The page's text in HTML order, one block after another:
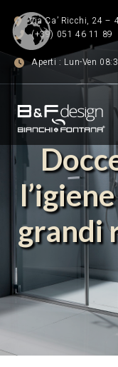
Via Ca’ Ricchi, 24 –
(+39) 051 46 11 89
Aperti : Lun-Ven
grandi